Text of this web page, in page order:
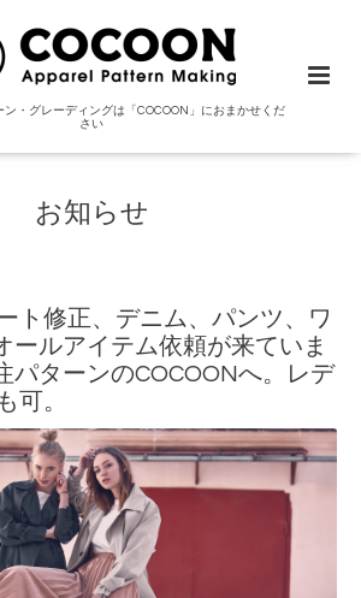
ン・グレーディングは「COCOON」におまかせくだ
さい
お知らせ
ト修正、デニム、パンツ、ワ
ールアイテム依頼が来ていま
パターンのCOCOONへ。レデ
可。